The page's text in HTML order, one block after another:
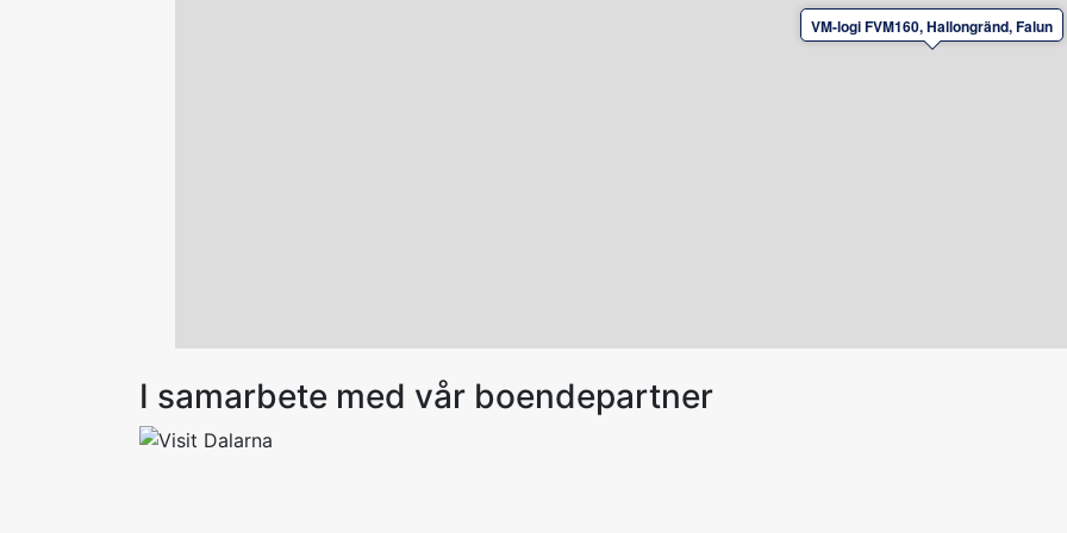
VM-logi FVM160, Hallongränd, Falun
I samarbete med vår boendepartner